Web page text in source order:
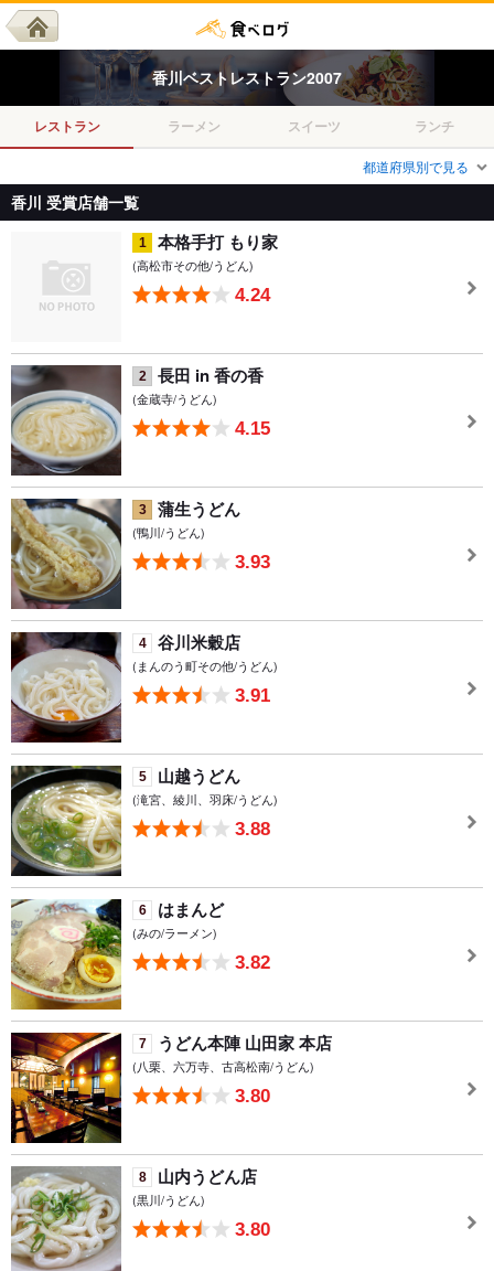
香川ベスト レストラン2007
レストラン ラーメン スイーツ ランチ
都道府県別で見る
香川 受賞店舗一覧
1 本格手打 もり家
(高松市その他/うどん)
4.24
2 長田 in 香の香
(金蔵寺/うどん)
4.15
3 蒲生うどん
(鴨川/うどん)
3.93
4 谷川米穀店
(まんのう町その他/うどん)
3.91
5 山越うどん
(滝宮、綾川、羽床/うどん)
3.88
6 はまんど
(みの/ラーメン)
3.82
7 うどん本陣 山田家 本店
(八栗、六万寺、古高松南/うどん)
3.80
8 山内うどん店
(黒川/うどん)
3.80